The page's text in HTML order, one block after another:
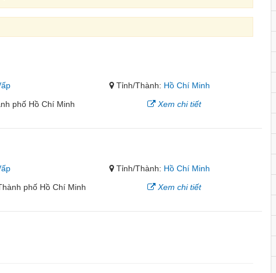
Tỉnh/Thành: Hồ Chí Minh
phố Hồ Chí Minh
Xem chi tiết
Tỉnh/Thành: Hồ Chí Minh
phố Hồ Chí Minh
Xem chi tiết